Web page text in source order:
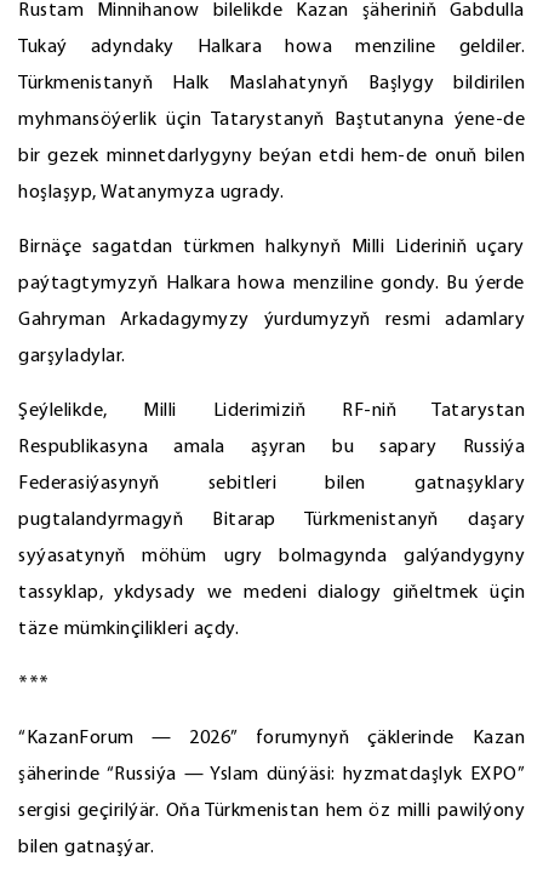
Rustam Minnihanow bilelikde Kazan şäheriniň Gabdulla
Tukaý adyndaky Halkara howa menziline geldiler.
Türkmenistanyň Halk Maslahatynyň Başlygy bildirilen
myhmansöýerlik üçin Tatarystanyň Baştutanyna ýene-de
bir gezek minnetdarlygyny beýan etdi hem-de onuň bilen
hoşlaşyp, Watanymyza ugrady.
Birnäçe sagatdan türkmen halkynyň Milli Lideriniň uçary
paýtagtymyzyň Halkara howa menziline gondy. Bu ýerde
Gahryman Arkadagymyzy ýurdumyzyň resmi adamlary
garşyladylar.
Şeýlelikde, Milli Liderimiziň RF-niň Tatarystan
Respublikasyna amala aşyran bu sapary Russiýa
Federasiýasynyň sebitleri bilen gatnaşyklary
pugtalandyrmagyň Bitarap Türkmenistanyň daşary
syýasatynyň möhüm ugry bolmagynda galýandygyny
tassyklap, ykdysady we medeni dialogy giňeltmek üçin
täze mümkinçilikleri açdy.
***
“KazanForum — 2026” forumynyň çäklerinde Kazan
şäherinde “Russiýa — Yslam dünýäsi: hyzmatdaşlyk EXPO”
sergisi geçirilýär. Oňa Türkmenistan hem öz milli pawilýony
bilen gatnaşýar.